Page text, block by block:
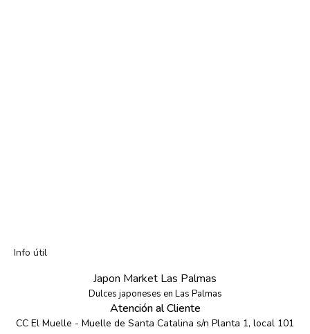
Info útil
Japon Market Las Palmas
Dulces japoneses en Las Palmas
Atención al Cliente
CC El Muelle - Muelle de Santa Catalina s/n Planta 1, local 101